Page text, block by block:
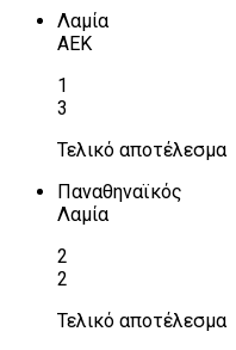
Λαμία
ΑΕΚ
1
3
Τελικό αποτέλεσμα
Παναθηναϊκός
Λαμία
2
2
Τελικό αποτέλεσμα